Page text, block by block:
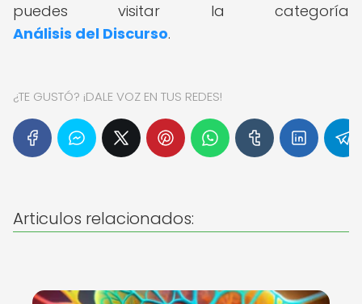
puedes visitar la categoría
Análisis del Discurso.
¿TE GUSTÓ? ¡DALE VOZ EN TUS REDES!
Articulos relacionados: